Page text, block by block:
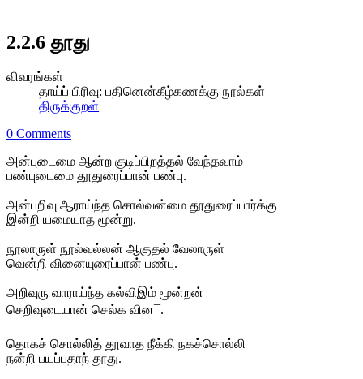
2.2.6 தூது
விவரங்கள்
தாய்ப் பிரிவு: பதினென்கீழ்கணக்கு நூல்கள்
திருக்குறள்
0 Comments
அன்புடைமை ஆன்ற குடிப்பிறத்தல் வேந்தவாம்
பண்புடைமை தூதுரைப்பான் பண்பு.
அன்பறிவு ஆராய்ந்த சொல்வன்மை தூதுரைப்பார்க்கு
இன்றி யமையாத மூன்று.
நூலாருள் நூல்வல்லன் ஆகுதல் வேலாருள்
வென்றி வினையுரைப்பான் பண்பு.
அறிவுரு வாராய்ந்த கல்விஇம் மூன்றன்
செறிவுடையான் செல்க வின¯.
தொகச் சொல்லித் தூவாத நீக்கி நகச்சொல்லி
நன்றி பயப்பதாந் தூது.